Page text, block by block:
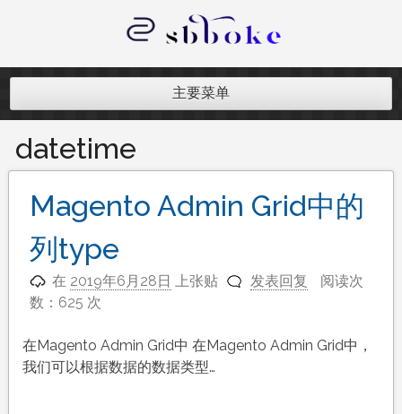
内
记录跨境电商独立站开发遇到的点点
主要菜单
datetime
Magento Admin Grid中的
列type
在 2019年6月28日 上张贴 发表回复
阅读次
数：625 次
在Magento Admin Grid中 在Magento Admin Grid中，
我们可以根据数据的数据类型…